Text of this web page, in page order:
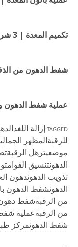
تكميم المعدة | 3 شروط يجب توفرها فيك
شفط الدهون من الذقن
عملية شفط الدهون وإعادة
TAGGED: إزالة اللغد
للرقبةالمظهر الجمالي
موضعيترهل الرقبة
الدهونتنسيق القوام
تذويب الدهوندهون
الدهونشفط الدهون
من الرقبةشفط دهون
من الرقبةعملية
شفط الدهونمركز